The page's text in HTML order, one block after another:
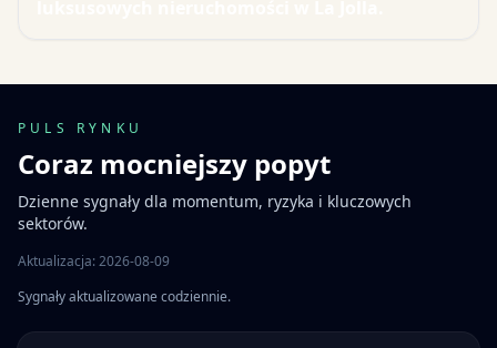
PULS RYNKU
Coraz mocniejszy popyt
Dzienne sygnały dla momentum, ryzyka i kluczowych
sektorów.
Aktualizacja: 2026-08-09
Sygnały aktualizowane codziennie.